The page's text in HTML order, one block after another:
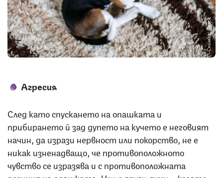
Снимка: iStock
Агресия
След като спускането на опашката и
прибирането й зад дупето на кучето е неговият
начин, да изрази нервност или покорство, не е
никак изненадващо, че противоположното
чувство се изразява и с противоположната